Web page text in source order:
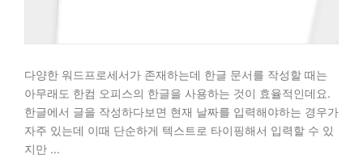
다양한 워드프로세서가 존재하는데 한글 문서를 작성할 때는
아무래도 한컴 오피스의 한글을 사용하는 것이 효율적인데요.
한글에서 글을 작성하다보면 현재 날짜를 입력해야하는 경우가
자주 있는데 이때 단순하게 텍스트로 타이핑해서 입력할 수 있
지만 ...